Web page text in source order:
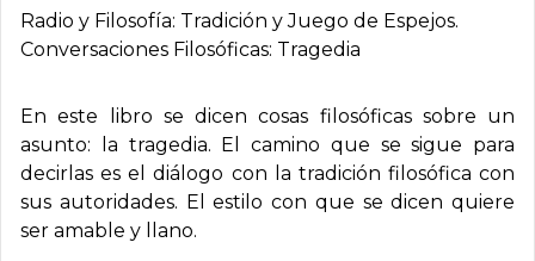
Radio y Filosofí­a: Tradición y Juego de Espejos.
Conversaciones Filosóficas: Tragedia
En este libro se dicen cosas filosóficas sobre un
asunto: la tragedia. El camino que se sigue para
decirlas es el diálogo con la tradición filosófica con
sus autoridades. El estilo con que se dicen quiere
ser amable y llano.